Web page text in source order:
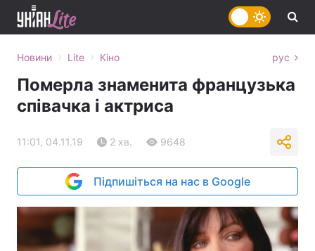
Новини › Lite › Кіно рус
Померла знаменита французька
співачка і актриса
11:01, 04.11.19 2 хв. 9648
Підпишіться на нас в Google